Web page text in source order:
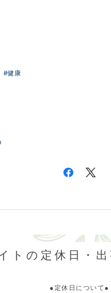
#健康
トの定休日・
●定休日について●